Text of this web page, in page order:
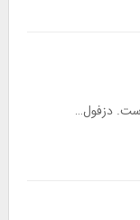
دزفول…